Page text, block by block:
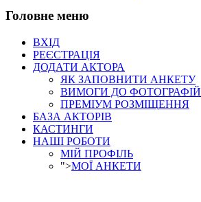
Головне меню
ВХІД
РЕЄСТРАЦІЯ
ДОДАТИ АКТОРА
ЯК ЗАПОВНИТИ АНКЕТУ
ВИМОГИ ДО ФОТОГРАФІЙ
ПРЕМІУМ РОЗМІЩЕННЯ
БАЗА АКТОРІВ
КАСТИНГИ
НАШІ РОБОТИ
МІЙ ПРОФІЛЬ
">МОЇ АНКЕТИ